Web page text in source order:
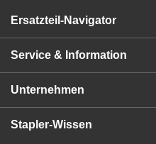
Ersatzteil-Navigator
Service & Information
Unternehmen
Stapler-Wissen